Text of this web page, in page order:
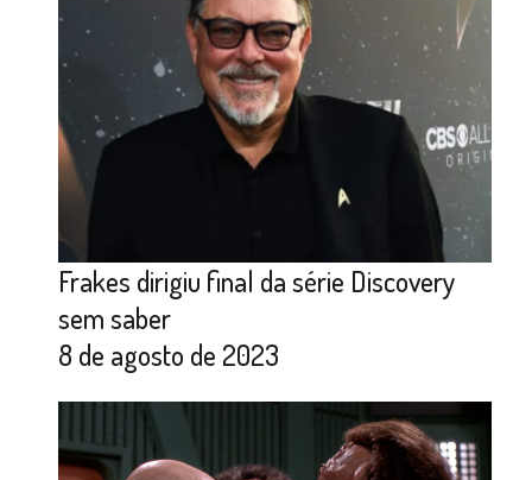
Frakes dirigiu final da série Discovery
sem saber
8 de agosto de 2023